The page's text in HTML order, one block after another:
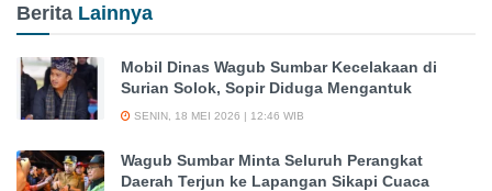
Berita Lainnya
Mobil Dinas Wagub Sumbar Kecelakaan di
Surian Solok, Sopir Diduga Mengantuk
SENIN, 18 MEI 2026 | 12:46 WIB
Wagub Sumbar Minta Seluruh Perangkat
Daerah Terjun ke Lapangan Sikapi Cuaca